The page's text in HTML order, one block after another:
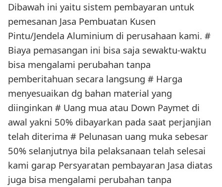
Dibawah ini yaitu sistem pembayaran untuk
pemesanan Jasa Pembuatan Kusen
Pintu/Jendela Aluminium di perusahaan kami. #
Biaya pemasangan ini bisa saja sewaktu-waktu
bisa mengalami perubahan tanpa
pemberitahuan secara langsung # Harga
menyesuaikan dg bahan material yang
diinginkan # Uang mua atau Down Paymet di
awal yakni 50% dibayarkan pada saat perjanjian
telah diterima # Pelunasan uang muka sebesar
50% selanjutnya bila pelaksanaan telah selesai
kami garap Persyaratan pembayaran Jasa diatas
juga bisa mengalami perubahan tanpa